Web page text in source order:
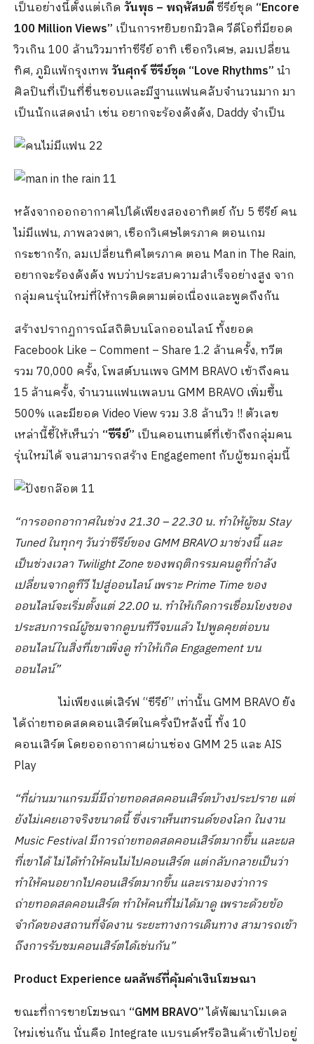
เป็นอย่างนี้ตั้งแต่เกิด วันพุธ – พฤหัสบดีซีรีย์ชุด “Encore
100 Million Views” เป็นการหยิบยกมิวสิค วีดีโอที่มียอด
วิวเกิน 100 ล้านวิวมาทำซีรีย์ อาทิ เชือกวิเศษ, ลมเปลี่ยน
ทิศ, ภูมิแพ้กรุงเทพ วันศุกร์ ซีรีย์ชุด “Love Rhythms”นำ
ศิลปินที่เป็นที่ชื่นชอบและมีฐานแฟนคลับจำนวนมาก มา
เป็นนักแสดงนำ เช่น อยากจะร้องดังดัง, Daddy จำเป็น
หลังจากออกอากาศไปได้เพียงสองอาทิตย์ กับ 5 ซีรีย์ คน
ไม่มีแฟน, ภาพลวงตา, เชือกวิเศษไตรภาค ตอนเกม
กระชากรัก, ลมเปลี่ยนทิศไตรภาค ตอน Man in The Rain,
อยากจะร้องดังดัง พบว่าประสบความสำเร็จอย่างสูง จาก
กลุ่มคนรุ่นใหม่ที่ให้การติดตามต่อเนื่องและพูดถึงกัน
สร้างปรากฏการณ์สถิติบนโลกออนไลน์ ทั้งยอด
Facebook Like – Comment – Share 1.2 ล้านครั้ง, ทวีต
รวม 70,000 ครั้ง, โพสต์บนเพจ GMM BRAVO เข้าถึงคน
15 ล้านครั้ง, จำนวนแฟนเพลบน GMM BRAVO เพิ่มขึ้น
500% และมียอด Video View รวม 3.8 ล้านวิว !! ตัวเลข
เหล่านี้ชี้ให้เห็นว่า “ซีรีย์” เป็นคอนเทนต์ที่เข้าถึงกลุ่มคน
รุ่นใหม่ได้ จนสามารถสร้าง Engagement กับผู้ชมกลุ่มนี้
“การออกอากาศในช่วง21.30–22.30 น. ทำให้ผู้ชม Stay
Tuned ในทุกๆ วันว่าซีรีย์ของ GMM BRAVO มาช่วงนี้ และ
เป็นช่วงเวลา Twilight Zone ของพฤติกรรมคนดูที่กำลัง
เปลี่ยนจากดูทีวี ไปสู่ออนไลน์ เพราะ Prime Time ของ
ออนไลน์จะเริ่มตั้งแต่ 22.00 น. ทำให้เกิดการเชื่อมโยงของ
ประสบการณ์ผู้ชมจากดูบนทีวีจบแล้ว ไปพูดคุยต่อบน
ออนไลน์ในสิ่งที่เขาเพิ่งดู ทำให้เกิด Engagement บน
ออนไลน์”
ไม่เพียงแต่เสิร์ฟ “ซีรีย์” เท่านั้น GMM BRAVO ยัง
ได้ถ่ายทอดสดคอนเสิร์ตในครึ่งปีหลังนี้ ทั้ง 10
คอนเสิร์ต โดยออกอากาศผ่านช่อง GMM 25 และ AIS
Play
“ที่ผ่านมาแกรมมี่มีถ่ายทอดสดคอนเสิร์ตบ้างประปราย แต่
ยังไม่เคยเอาจริงขนาดนี้ ซึ่งเราเห็นเทรนด์ของโลก ในงาน
Music Festival มีการถ่ายทอดสดคอนเสิร์ตมากขึ้น และผล
ที่เขาได้ ไม่ได้ทำให้คนไม่ไปคอนเสิร์ต แต่กลับกลายเป็นว่า
ทำให้คนอยากไปคอนเสิร์ตมากขึ้น และเรามองว่าการ
ถ่ายทอดสดคอนเสิร์ต ทำให้คนที่ไม่ได้มาดู เพราะด้วยข้อ
จำกัดของสถานที่จัดงาน ระยะทางการเดินทาง สามารถเข้า
ถึงการรับชมคอนเสิร์ตได้เช่นกัน”
Product Experience ผลลัพธ์ที่คุ้มค่าเงินโฆษณา
ขณะที่การขายโฆษณา “GMM BRAVO”ได้พัฒนาโมเดล
ใหม่เช่นกัน นั่นคือ Integrate แบรนด์หรือสินค้าเข้าไปอยู่